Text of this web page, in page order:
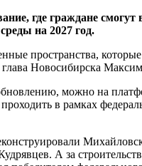
где граждане
на 2027 год.
пространства,
Новосибирска
можно на
проходить в рамках
А за